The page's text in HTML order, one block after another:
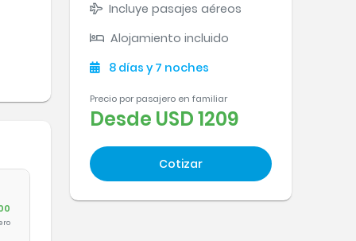
Incluye pasajes aéreos
Alojamiento incluido
8 días y 7 noches
Precio por pasajero en familiar
Desde USD 1209
Cotizar